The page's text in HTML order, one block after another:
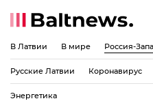
В Латвии В мире Россия-
Русские Латвии Коронавирус
Энергетика